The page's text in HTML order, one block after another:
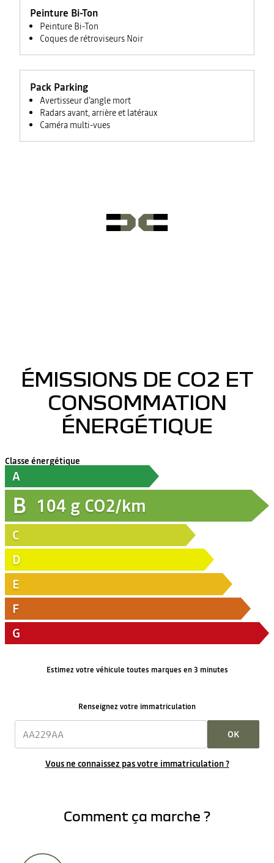
Peinture Bi-Ton
Peinture Bi-Ton
Coques de rétroviseurs Noir
Pack Parking
Avertisseur d'angle mort
Radars avant, arrière et latéraux
Caméra multi-vues
ÉMISSIONS DE CO2 ET
CONSOMMATION
ÉNERGÉTIQUE
Classe énergétique
A
B 104 g CO2/km
C
D
E
F
G
Estimez votre véhicule toutes marques en 3 minutes
Renseignez votre immatriculation
OK
Vous ne connaissez pas votre immatriculation ?
Comment ça marche ?